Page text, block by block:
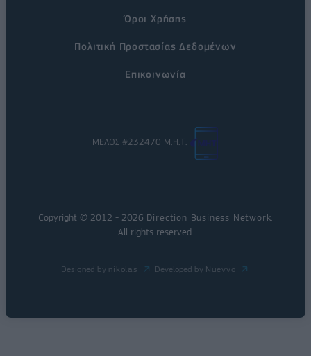
Όροι Χρήσης
Πολιτική Προστασίας Δεδομένων
Επικοινωνία
ΜΕΛΟΣ #232470 Μ.Η.Τ.
Copyright © 2012 - 2026 Direction Business Network
All rights reserved.
Designed by nikolas Developed by Nuevvo